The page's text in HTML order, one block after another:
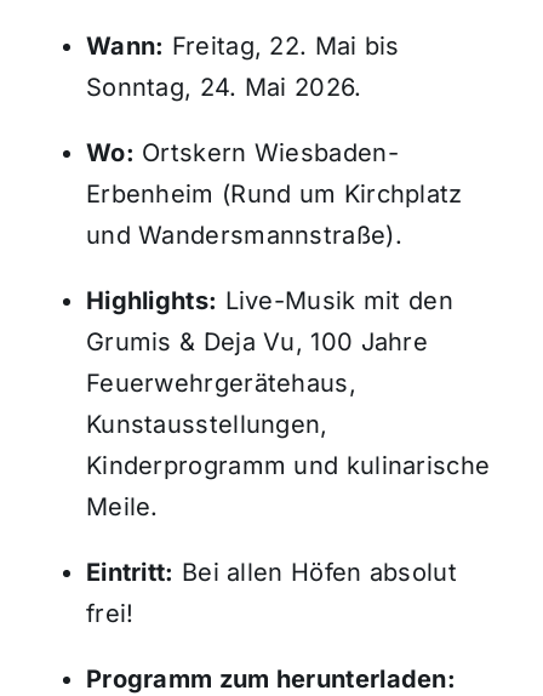
Wann: Freitag, 22. Mai bis
Sonntag, 24. Mai 2026.
Wo: Ortskern Wiesbaden-
Erbenheim (Rund um Kirchplatz
und Wandersmannstraße).
Highlights: Live-Musik mit den
Grumis & Deja Vu, 100 Jahre
Feuerwehrgerätehaus,
Kunstausstellungen,
Kinderprogramm und kulinarische
Meile.
Eintritt: Bei allen Höfen absolut
frei!
Programm zum herunterladen: